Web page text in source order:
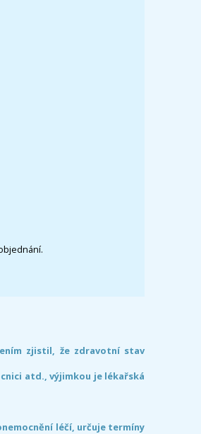
zjistil, že zdravotní stav
atd., výjimkou je lékařská
léčí, určuje termíny